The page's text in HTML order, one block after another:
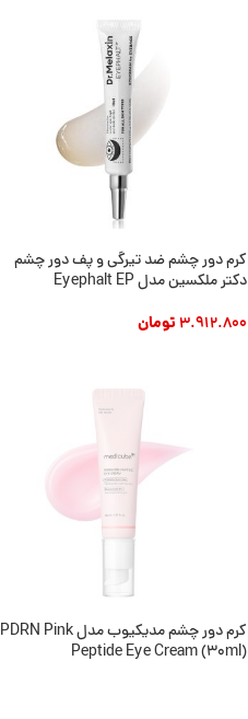
کرم دور چشم ضد تیرگی و پف دور چشم
دکتر ملکسین مدل Eyephalt EP
3.912.800تومان
کرم دور چشم مدیکیوب مدل PDRN Pink
Peptide Eye Cream (30ml)